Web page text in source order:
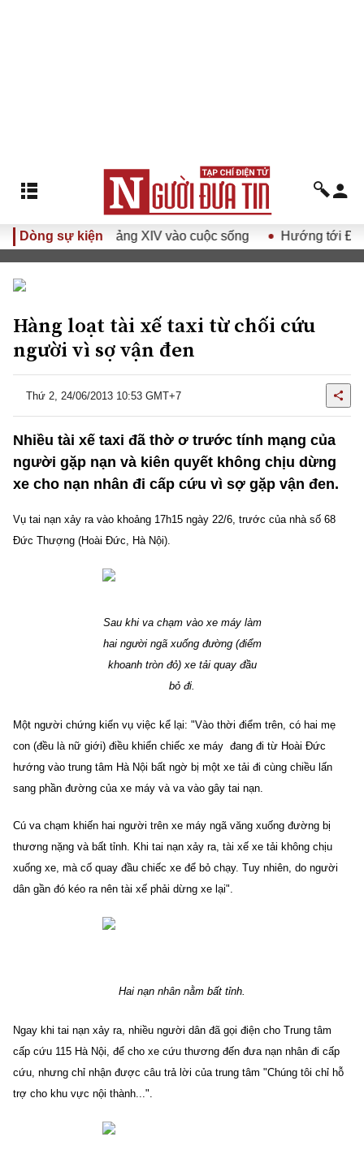
Dòng sự kiện
Đại hội Đảng XIV vào cuộc sống Hướng tới Đại hội
Hàng loạt tài xế taxi từ chối cứu
người vì sợ vận đen
Thứ 2, 24/06/2013 10:53 GMT+7
Nhiều tài xế taxi đã thờ ơ trước tính mạng của
người gặp nạn và kiên quyết không chịu dừng
xe cho nạn nhân đi cấp cứu vì sợ gặp vận đen.
Vụ tai nạn xảy ra vào khoảng 17h15 ngày 22/6, trước của nhà số 68
Đức Thượng (Hoài Đức, Hà Nội).
Sau khi va chạm vào xe máy làm
hai người ngã xuống đường (điểm
khoanh tròn đỏ) xe tải quay đầu
bỏ đi.
Một người chứng kiến vụ việc kể lại: "Vào thời điểm trên, có hai mẹ
con (đều là nữ giới) điều khiển chiếc xe máy đang đi từ Hoài Đức
hướng vào trung tâm Hà Nội bất ngờ bị một xe tải đi cùng chiều lấn
sang phần đường của xe máy và va vào gây tai nạn.
Cú va chạm khiến hai người trên xe máy ngã văng xuống đường bị
thương nặng và bất tỉnh. Khi tai nạn xảy ra, tài xế xe tải không chịu
xuống xe, mà cố quay đầu chiếc xe để bỏ chạy. Tuy nhiên, do người
dân gần đó kéo ra nên tài xế phải dừng xe lại".
Hai nạn nhân nằm bất tỉnh.
Ngay khi tai nạn xảy ra, nhiều người dân đã gọi điện cho Trung tâm
cấp cứu 115 Hà Nội, để cho xe cứu thương đến đưa nạn nhân đi cấp
cứu, nhưng chỉ nhận được câu trả lời của trung tâm "Chúng tôi chỉ hỗ
trợ cho khu vực nội thành...".